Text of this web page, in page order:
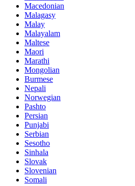
Macedonian
Malagasy
Malay
Malayalam
Maltese
Maori
Marathi
Mongolian
Burmese
Nepali
Norwegian
Pashto
Persian
Punjabi
Serbian
Sesotho
Sinhala
Slovak
Slovenian
Somali